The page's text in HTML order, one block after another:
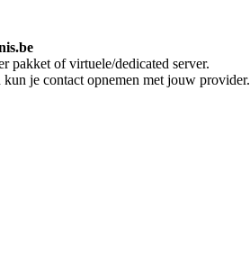
pakket of virtuele/dedicated server.
je contact opnemen met jouw provider.